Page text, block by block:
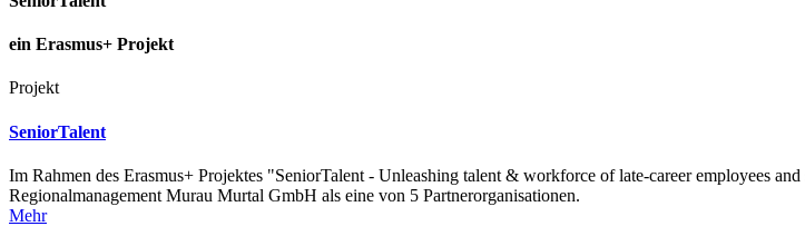
ein Erasmus+ Projekt
Projekt
SeniorTalent
Im Rahmen des Erasmus+ Projektes "SeniorTalent - Unleashing talent & workforce of late-career employees
Regionalmanagement Murau Murtal GmbH als eine von 5 Partnerorganisationen.
Mehr